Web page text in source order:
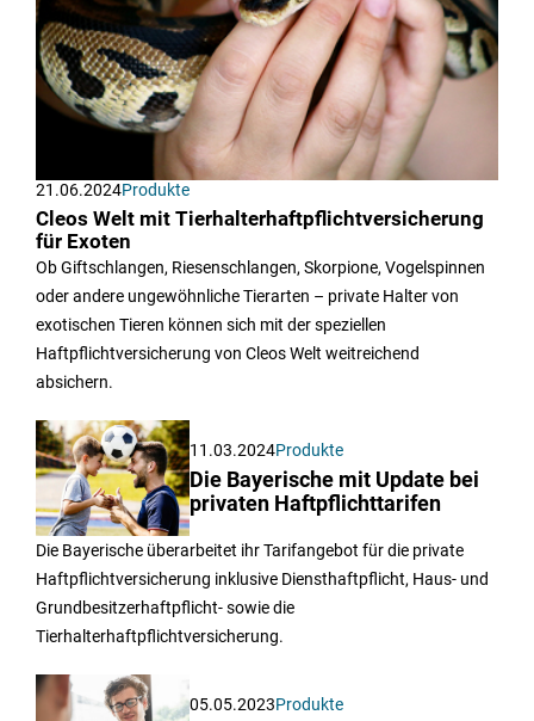
21.06.2024Produkte
Cleos Welt mit Tierhalterhaftpflichtversicherung
für Exoten
Ob Giftschlangen, Riesenschlangen, Skorpione, Vogelspinnen
oder andere ungewöhnliche Tierarten – private Halter von
exotischen Tieren können sich mit der speziellen
Haftpflichtversicherung von Cleos Welt weitreichend
absichern.
11.03.2024Produkte
Die Bayerische mit Update bei
privaten Haftpflichttarifen
Die Bayerische überarbeitet ihr Tarifangebot für die private
Haftpflichtversicherung inklusive Diensthaftpflicht, Haus- und
Grundbesitzerhaftpflicht- sowie die
Tierhalterhaftpflichtversicherung.
05.05.2023Produkte